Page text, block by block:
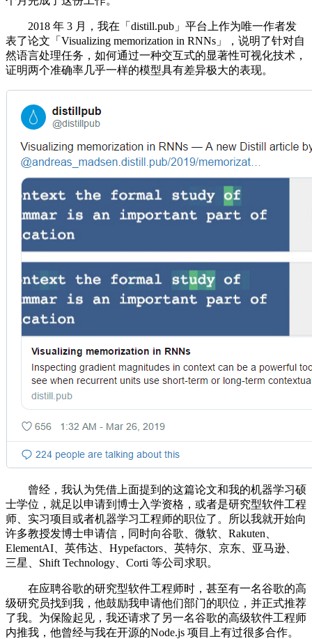
2018 年 3 月，我在「distill.pub」平台上作为唯一作者发
表了论文「Visualizing memorization in RNNs」，说明了针对自
然语言处理任务，如何通过一种交互式的显著性可视化技术，
证明两个准确率几乎一样的模型具有差异极大的表现。
曾经，我认为凭借上面提到的这篇论文和我的机器学习硕
士学位，就足以申请到博士入学资格，或者是研究型软件工程
师、实习项目或者机器学习工程师的职位了。所以我就开始向
许多教授发博士申请信，同时向谷歌、微软、Rakuten、
ElementAI、英伟达、Hypefactors、英特尔、京东、亚马逊、
三星、Shift Technology、Corti 等公司求职。
在应聘谷歌的研究型软件工程师时，甚至有一名谷歌的高
级研究员找到我，他鼓励我申请他们部门的职位，并正式推荐
了我。为保险起见，我还请求了另一名谷歌的高级软件工程师
内推我，他曾经与我在开源的Node.js 项目上有过很多合作。